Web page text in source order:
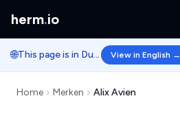
herm.io
🌐 This page is in Dutch. View in English →
Home Merken Alix Avien